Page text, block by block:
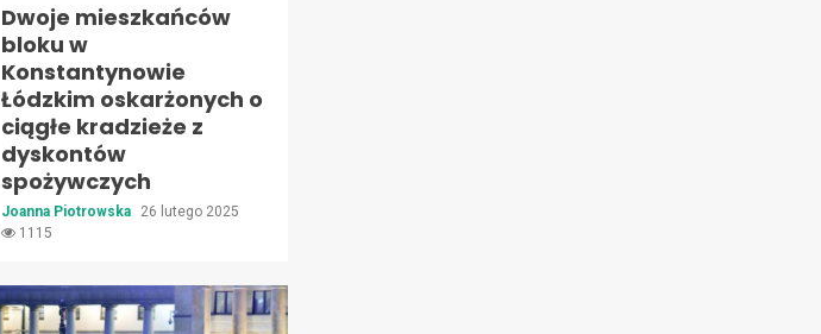
Dwoje mieszkańców
bloku w
Konstantynowie
Łódzkim oskarżonych o
ciągłe kradzieże z
dyskontów
spożywczych
Joanna Piotrowska
26 lutego 2025
1115